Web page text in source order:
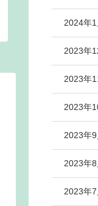
2024年1
2023年
2023年
2023年
2023年9
2023年8
2023年7